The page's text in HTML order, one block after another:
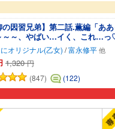
の因習兄弟】第二話.薫編「
～、やばい…イく、これ…
オリジナル(乙女) /富永修平
1,320 円
(847)
(122)